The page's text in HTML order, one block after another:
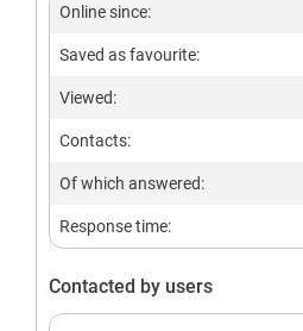
Online since:
Saved as favourite:
Viewed:
Contacts:
Of which answered:
Response time:
Contacted by users